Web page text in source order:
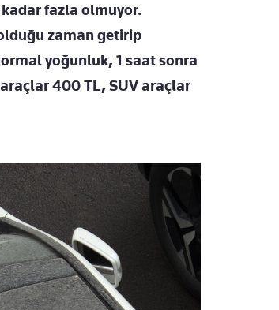
fazla olmuyor.
zaman getirip
yoğunluk, 1 saat sonra
400 TL, SUV araçlar